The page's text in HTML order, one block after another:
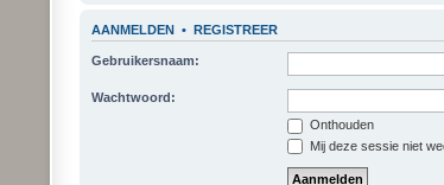
AANMELDEN •REGISTREER
Gebruikersnaam:
Wachtwoord:
Onthouden
Mij deze sessie niet